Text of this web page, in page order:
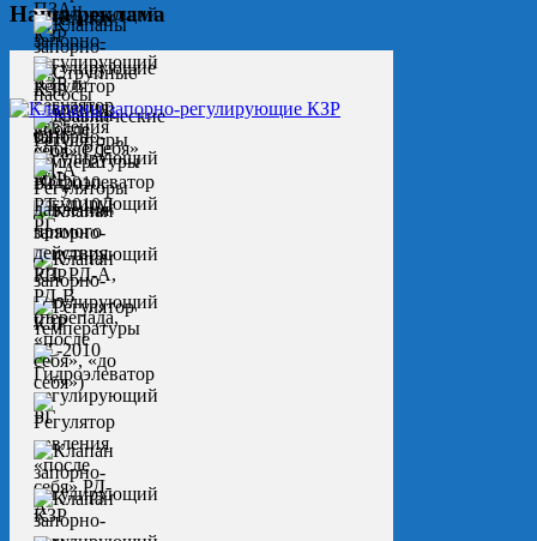
Наша реклама